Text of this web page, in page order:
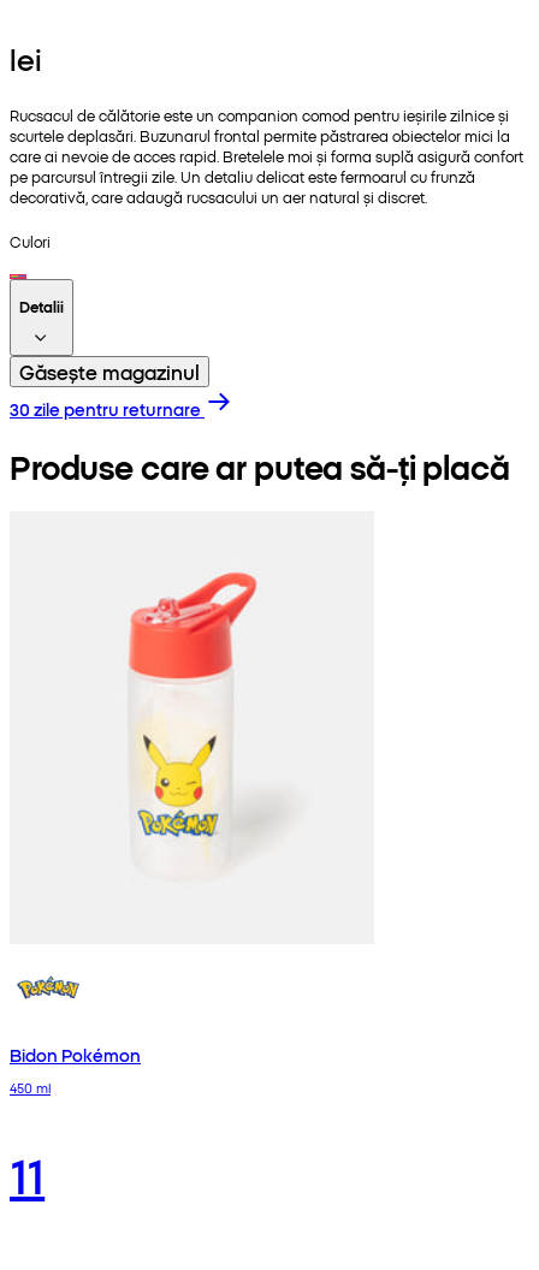
lei
Rucsacul de călătorie este un companion comod pentru ieșirile zilnice și
scurtele deplasări. Buzunarul frontal permite păstrarea obiectelor mici la
care ai nevoie de acces rapid. Bretelele moi și forma suplă asigură confort
pe parcursul întregii zile. Un detaliu delicat este fermoarul cu frunză
decorativă, care adaugă rucsacului un aer natural și discret.
Culori
Detalii
Găsește magazinul
30 zile pentru returnare
Produse care ar putea să-ți placă
Bidon Pokémon
450 ml
11